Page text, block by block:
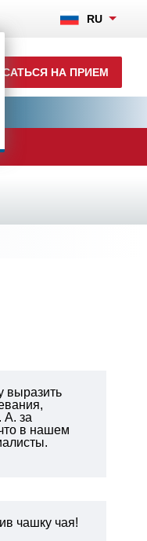
RU
НА ПРИЕМ
выразить
А. за
в нашем
чашку чая!